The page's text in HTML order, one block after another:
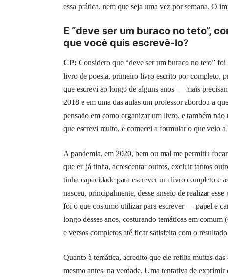
essa prática, nem que seja uma vez por semana. O
E “deve ser um buraco no teto”,
que você quis escrevê-lo?
CP: Considero que “deve ser um buraco no teto”
livro de poesia, primeiro livro escrito por completo,
que escrevi ao longo de alguns anos — mais
2018 e em uma das aulas um professor abordou a
pensado em como organizar um livro, e também
que escrevi muito, e comecei a formular o que veio a
A pandemia, em 2020, bem ou mal me permitiu
que eu já tinha, acrescentar outros, excluir tantos
tinha capacidade para escrever um livro completo e
nasceu, principalmente, desse anseio de realizar
foi o que costumo utilizar para escrever — papel e
longo desses anos, costurando temáticas em
e versos completos até ficar satisfeita com o
Quanto à temática, acredito que ele reflita muitas
mesmo antes, na verdade. Uma tentativa de exprimir